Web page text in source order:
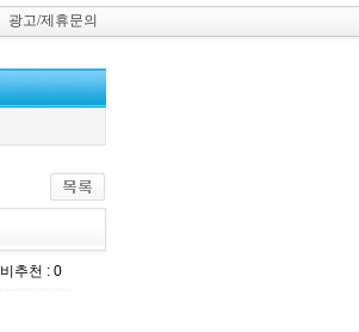
광고/제휴문의
비추천 : 0